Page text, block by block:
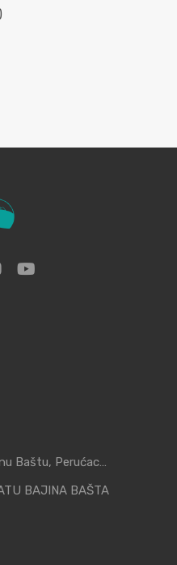
Baštu, Perućac…
BAJINA BAŠTA